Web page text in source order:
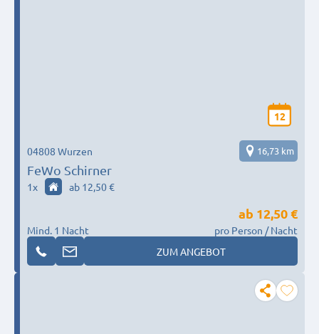
12
FeWo Schirner
04808 Wurzen 16,73 km
1x ab 12,50 €
Mind. 1 Nacht
ab 12,50 €
pro Person / Nacht
ZUM ANGEBOT